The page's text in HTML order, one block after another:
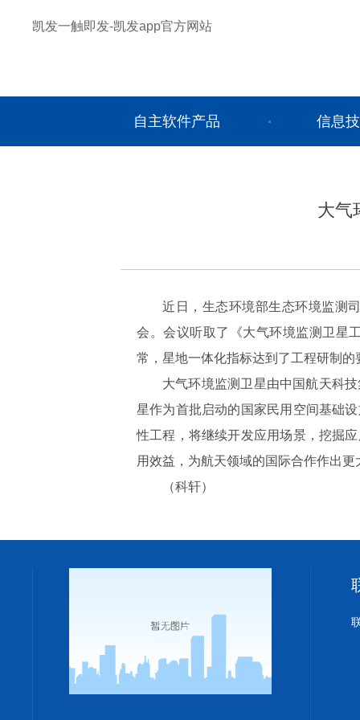
凯发一触即发-凯发app官方网站
自主软件产品 信息
大气
近日，生态环境部生态环境监测
会。会议听取了《大气环境监测卫星
常，星地一体化指标达到了工程研制
大气环境监测卫星由中国航天科
星作为首批启动的国家民用空间基础
性工程，将继续开发应用场景，挖掘
用效益，为航天领域的国际合作作出
（科轩）